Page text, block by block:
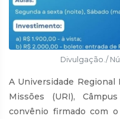
Divulgação./
A Universidade Regional
Missões (URI),
convênio firmado com